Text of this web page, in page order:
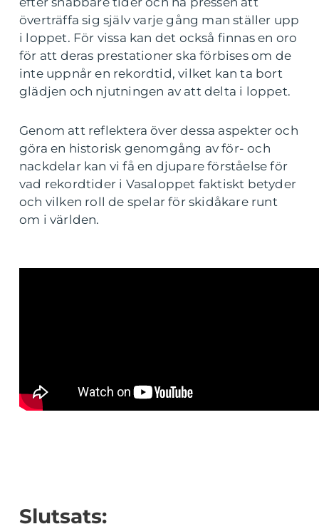
överträffa sig själv varje gång man ställer upp
i loppet. För vissa kan det också finnas en oro
för att deras prestationer ska förbises om de
inte uppnår en rekordtid, vilket kan ta bort
glädjen och njutningen av att delta i loppet.
Genom att reflektera över dessa aspekter och
göra en historisk genomgång av för- och
nackdelar kan vi få en djupare förståelse för
vad rekordtider i Vasaloppet faktiskt betyder
och vilken roll de spelar för skidåkare runt
om i världen.
Slutsats: